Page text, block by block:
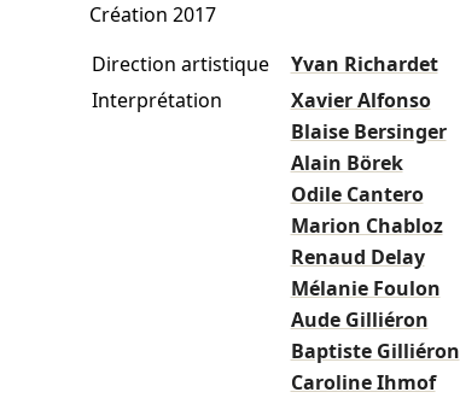
Création 2017
Direction artistique
Yvan Richardet
Interprétation
Xavier Alfonso
Blaise Bersinger
Alain Börek
Odile Cantero
Marion Chabloz
Renaud Delay
Mélanie Foulon
Aude Gilliéron
Baptiste Gilliéron
Caroline Ihmof